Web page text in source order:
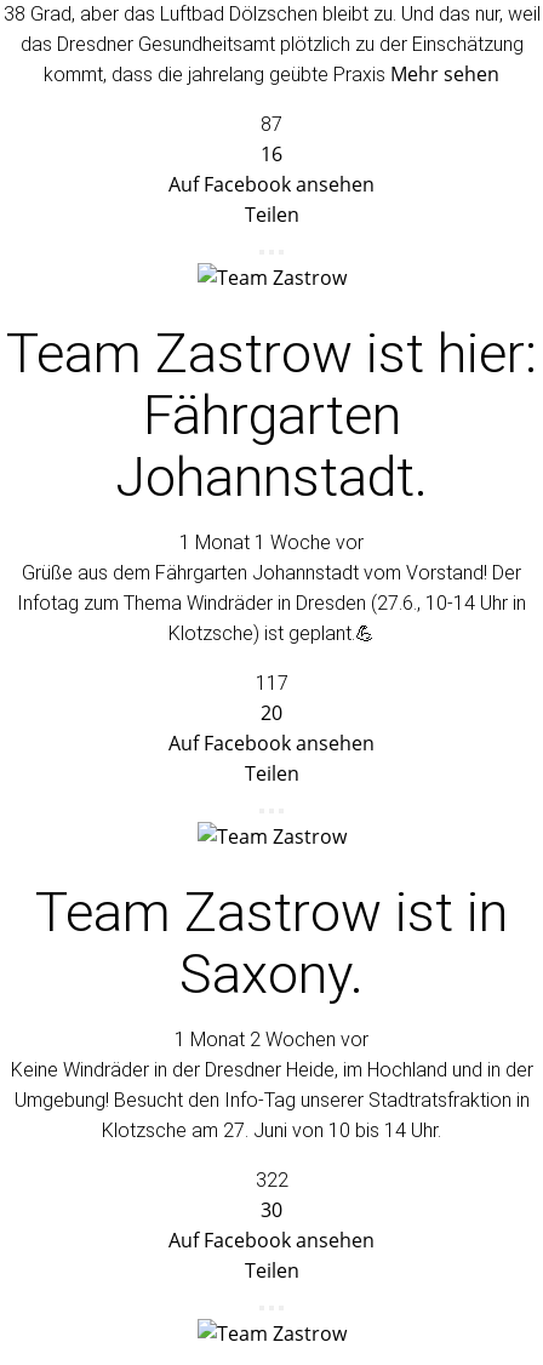
38 Grad, aber das Luftbad Dölzschen bleibt zu. Und das nur, weil
das Dresdner Gesundheitsamt plötzlich zu der Einschätzung
kommt, dass die jahrelang geübte Praxis Mehr sehen
87
16
Auf Facebook ansehen
Teilen
Team Zastrow ist hier:
Fährgarten
Johannstadt.
1 Monat 1 Woche vor
Grüße aus dem Fährgarten Johannstadt vom Vorstand! Der
Infotag zum Thema Windräder in Dresden (27.6., 10-14 Uhr in
Klotzsche) ist geplant.💪
117
20
Auf Facebook ansehen
Teilen
Team Zastrow ist in
Saxony.
1 Monat 2 Wochen vor
Keine Windräder in der Dresdner Heide, im Hochland und in der
Umgebung! Besucht den Info-Tag unserer Stadtratsfraktion in
Klotzsche am 27. Juni von 10 bis 14 Uhr.
322
30
Auf Facebook ansehen
Teilen